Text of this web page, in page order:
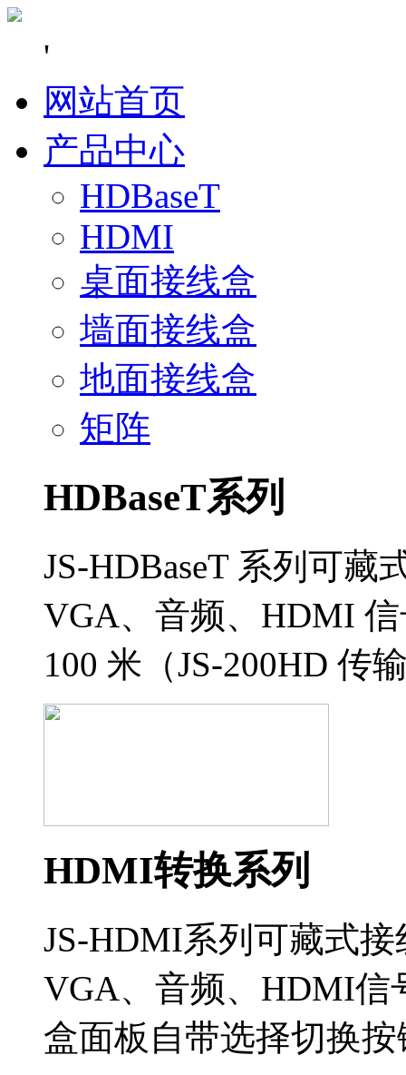
'
网站首页
产品中心
HDBaseT
HDMI
桌面接线盒
墙面接线盒
地面接线盒
矩阵
HDBaseT系列
JS-HDBaseT 系列可
VGA、音频、HDMI
100 米（JS-200HD 传
HDMI转换系列
JS-HDMI系列可藏式
VGA、音频、HDMI信
盒面板自带选择切换按